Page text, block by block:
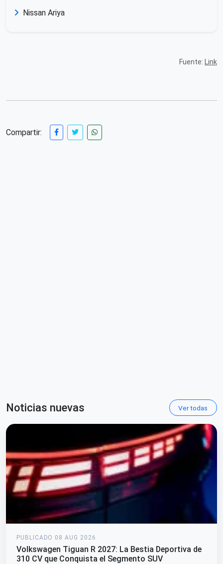
Nissan Ariya
Fuente: Link
Compartir:
Noticias nuevas Ver todas
PUBLICADO 08 AUG 2026
Volkswagen Tiguan R 2027: La Bestia Deportiva de
310 CV que Conquista el Segmento SUV